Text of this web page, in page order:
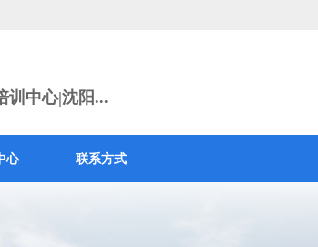
训中心|沈阳...
心 联系方式